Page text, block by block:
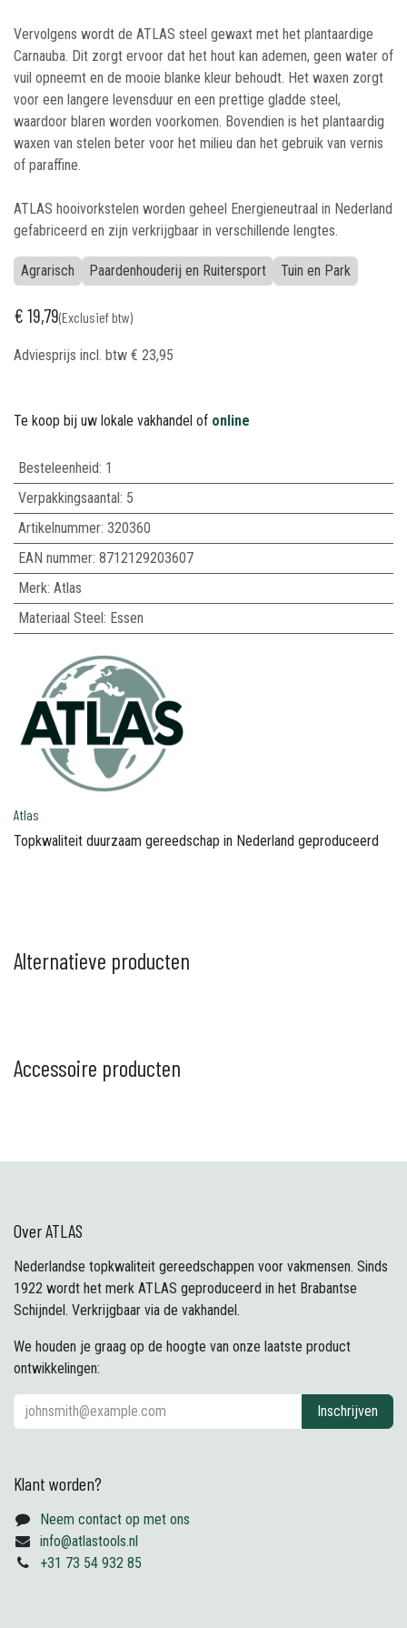
Vervolgens wordt de ATLAS steel gewaxt met het plantaardige
Carnauba. Dit zorgt ervoor dat het hout kan ademen, geen water of
vuil opneemt en de mooie blanke kleur behoudt. Het waxen zorgt
voor een langere levensduur en een prettige gladde steel,
waardoor blaren worden voorkomen. Bovendien is het plantaardig
waxen van stelen beter voor het milieu dan het gebruik van vernis
of paraffine.
ATLAS hooivorkstelen worden geheel Energieneutraal in Nederland
gefabriceerd en zijn verkrijgbaar in verschillende lengtes.
Agrarisch Paardenhouderij en Ruitersport Tuin en Park
€19,79(Exclusief btw)
Adviesprijs incl. btw € 23,95
Te koop bij uw lokale vakhandel of online
Besteleenheid: 1
Verpakkingsaantal: 5
Artikelnummer: 320360
EAN nummer: 8712129203607
Merk: Atlas
Materiaal Steel: Essen
Atlas
Topkwaliteit duurzaam gereedschap in Nederland geproduceerd
Alternatieve producten
Accessoire producten
Over ATLAS
Nederlandse topkwaliteit gereedschappen voor vakmensen. Sinds
1922 wordt het merk ATLAS geproduceerd in het Brabantse
Schijndel. Verkrijgbaar via de vakhandel.
We houden je graag op de hoogte van onze laatste product
ontwikkelingen:
Inschrijven
Klant worden?
Neem contact op met ons
info@atlastools.nl
+31 73 54 932 85